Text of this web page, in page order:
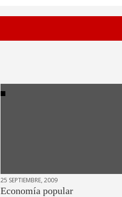
25 SEPTIEMBRE, 2009
Economía popular